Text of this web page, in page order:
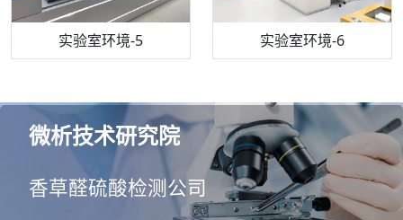
实验室环境-5 实验室环境-6
机构质检技术员-5 机构质检技术员-6
气相色谱仪 万能力学试验仪
微析技术研究院
香草醛硫酸检测公司